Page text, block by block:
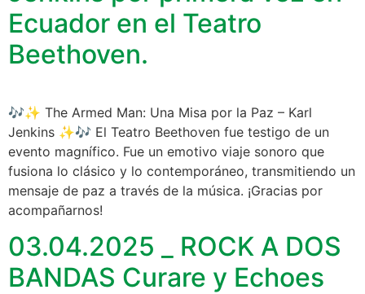
Ecuador en el Teatro
Beethoven.
🎶✨ The Armed Man: Una Misa por la Paz – Karl
Jenkins ✨🎶 El Teatro Beethoven fue testigo de un
evento magnífico. Fue un emotivo viaje sonoro que
fusiona lo clásico y lo contemporáneo, transmitiendo un
mensaje de paz a través de la música. ¡Gracias por
acompañarnos!
03.04.2025 _ ROCK A DOS
BANDAS Curare y Echoes